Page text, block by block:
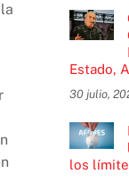
Estado,
30 julio,
los